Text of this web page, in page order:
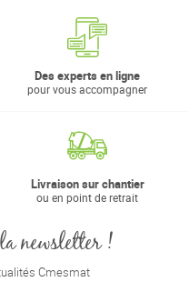
Des experts en ligne
pour vous accompagner
Livraison sur chantier
ou en point de retrait
newsletter !
Cmesmat